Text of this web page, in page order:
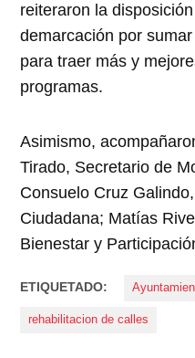
reiteraron la
demarcación por
para traer más y
programas.
Asimismo,
Tirado, Secretario de
Consuelo Cruz
Ciudadana; Matías
Bienestar y
ETIQUETADO:
rehabilitacion de calles